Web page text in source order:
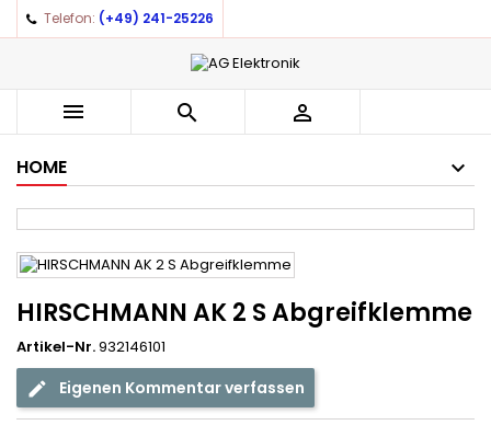
Telefon: (+49) 241-25226
  
HOME
HIRSCHMANN AK 2 S Abgreifklemme
Artikel-Nr.932146101
Eigenen Kommentar verfassen
Auf meine Wunschliste ×
add_circle_outlineCreate new list
((title)) ×
((label))
((cancelText)) ((createText))
Anmelden ×
You need to be logged in to save products in your
wishlist.
((cancelText)) ((loginText))